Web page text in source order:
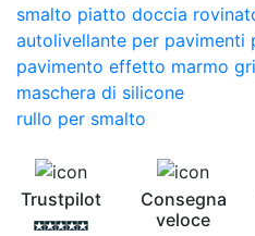
smalto piatto doccia
autolivellante per pavimenti
pavimento effetto marmo
maschera di silicone
rullo per smalto
Trustpilot
Consegna
veloce